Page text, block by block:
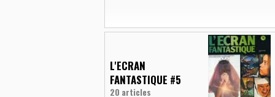
L'ECRAN
FANTASTIQUE #5
20 articles